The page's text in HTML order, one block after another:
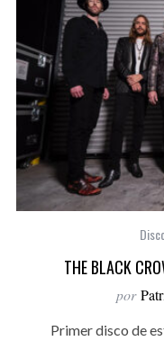
THE BLACK
por
Primer disco de